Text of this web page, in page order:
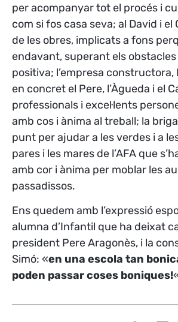
per acompanyar tot el procés i
com si fos casa seva; al David i
de les obres, implicats a fons
endavant, superant els
positiva; l’empresa constructora,
en concret el Pere, l’Àgueda i el
professionals i excel·lents
amb cos i ànima al treball; la
punt per ajudar a les verdes i a
pares i les mares de l’AFA que
amb cor i ànima per moblar les
passadissos.
Ens quedem amb l’expressió
alumna d’Infantil que ha deixat
president Pere Aragonès, i la
Simó: «en una escola tan
poden passar coses boniques!